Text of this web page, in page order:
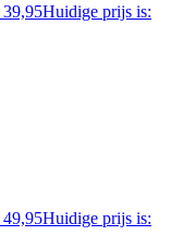
39,95Huidige prijs is:
49,95Huidige prijs is: